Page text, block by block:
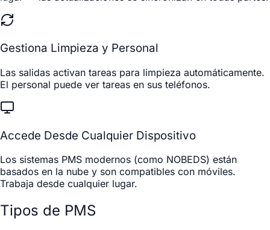
Gestiona Limpieza y Personal
Las salidas activan tareas para limpieza automáticamente.
El personal puede ver tareas en sus teléfonos.
Accede Desde Cualquier Dispositivo
Los sistemas PMS modernos (como NOBEDS) están
basados en la nube y son compatibles con móviles.
Trabaja desde cualquier lugar.
Tipos de PMS